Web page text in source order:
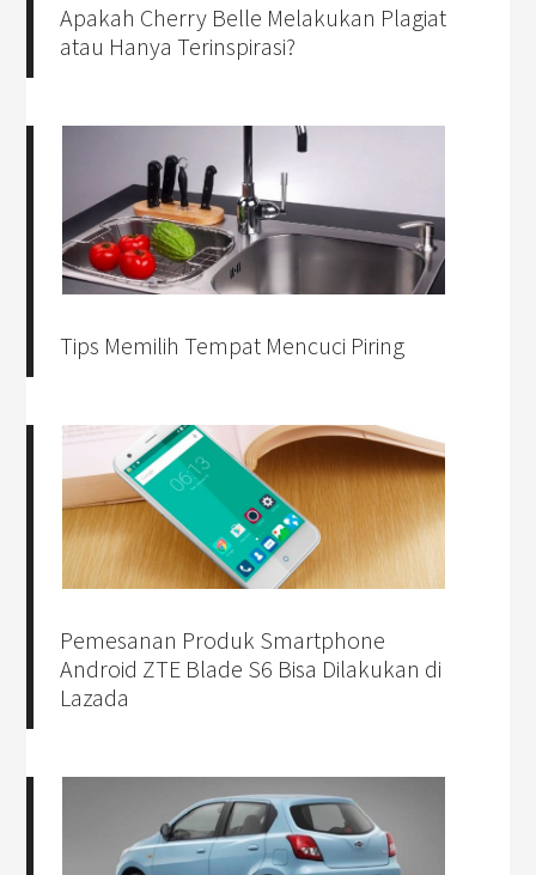
Apakah Cherry Belle Melakukan Plagiat
atau Hanya Terinspirasi?
Tips Memilih Tempat Mencuci Piring
Pemesanan Produk Smartphone
Android ZTE Blade S6 Bisa Dilakukan di
Lazada